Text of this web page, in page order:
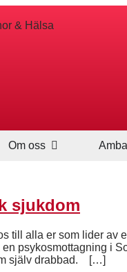
Om oss
sjukdom
till alla er som lider av
psykosmottagning i
själv drabbad. […]